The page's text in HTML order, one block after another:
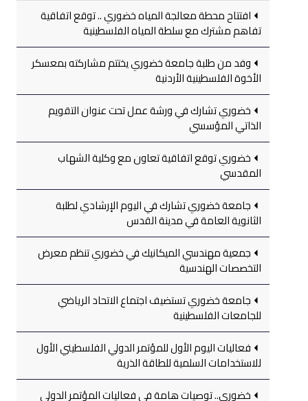
افتتاح محطة معالجة المياه خضوري .. توقع اتفاقية
تفاهم مشترك مع سلطة المياه الفلسطينية
وفد من طلبة جامعة خضوري يختتم مشاركته بمعسكر
الأخوة الفلسطينية الأردنية
خضوري تشارك في ورشة عمل تحت عنوان التقويم
الذاتي المؤسسي
خضوري توقع اتفاقية تعاون مع وكلية الشهاب
المقدسي
جامعة خضوري تشارك في اليوم الإرشادي لطلبة
الثانوية العامة في مدينة القدس
جمعية مهندسي الميكانيك في خضوري تنظم معرض
التخصصات الهندسية
جامعة خضوري تستضيف اجتماع الاتحاد الرياضي
للجامعات الفلسطينية
فعاليات اليوم الأول للمؤتمر الدولي الفلسطيني الأول
للاستخدامات السلمية للطاقة الذرية
خضوري.. توصيات هامة في فعاليات المؤتمر الدولي